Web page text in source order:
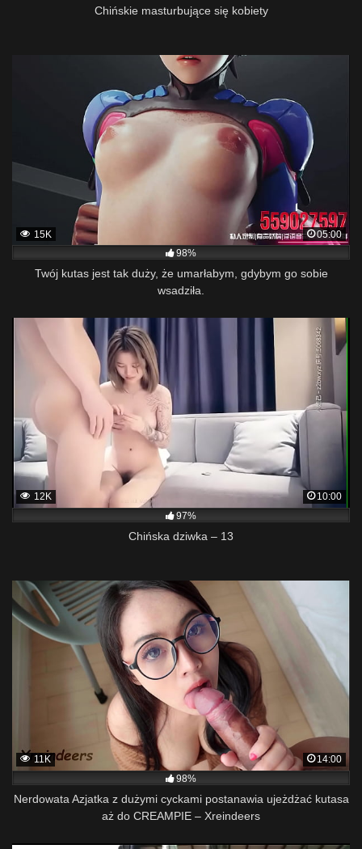
Chińskie masturbujące się kobiety
15K
05:00
98%
Twój kutas jest tak duży, że umarłabym, gdybym go sobie
wsadziła.
12K
10:00
97%
Chińska dziwka – 13
11K
14:00
98%
Nerdowata Azjatka z dużymi cyckami postanawia ujeżdżać kutasa
aż do CREAMPIE – Xreindeers